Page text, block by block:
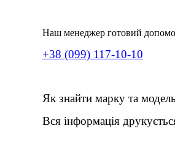
Наш менеджер готовий
+38 (099) 117-10-10
Як знайти марку та
Вся інформація